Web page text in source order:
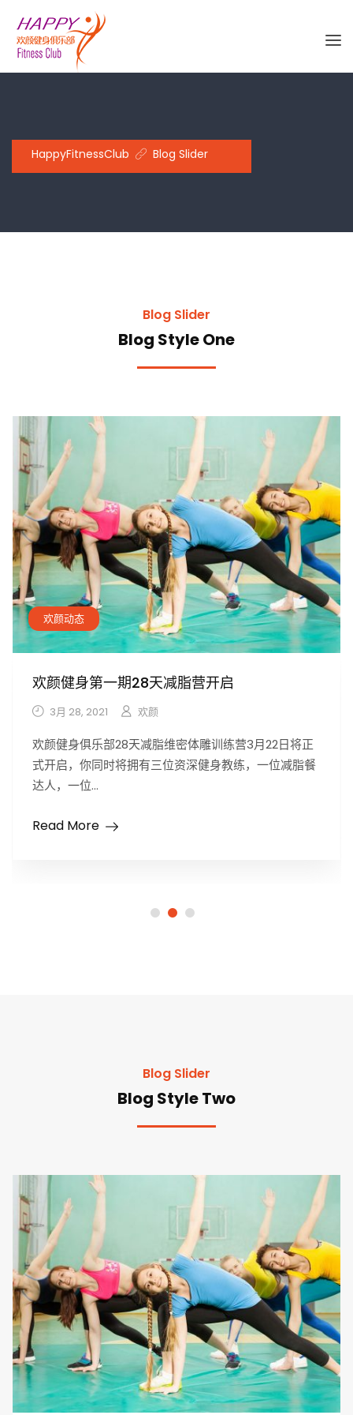
HappyFitnessClub Blog Slider
Blog Slider
Blog Style One
欢颜动态
欢颜健身第一期28天减脂营开启
3月 28, 2021 欢颜
欢颜健身俱乐部28天减脂维密体雕训练营3月22日将正
式开启，你同时将拥有三位资深健身教练，一位减脂餐
达人，一位...
Read More
Blog Slider
Blog Style Two